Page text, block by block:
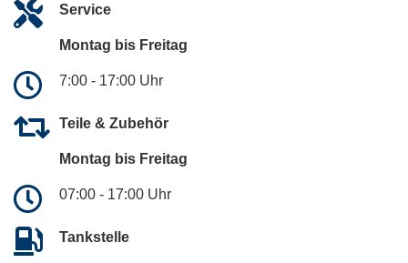
Service
Montag bis Freitag
7:00 - 17:00 Uhr
Teile & Zubehör
Montag bis Freitag
07:00 - 17:00 Uhr
Tankstelle